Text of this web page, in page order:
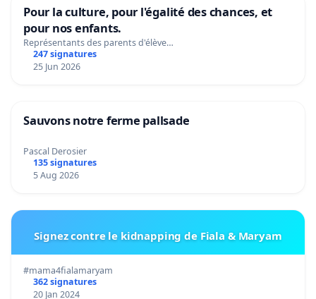
Pour la culture, pour l'égalité des chances, et
pour nos enfants.
Représentants des parents d'élève…
247 signatures
25 Jun 2026
Sauvons notre ferme pallsade
Pascal Derosier
135 signatures
5 Aug 2026
Signez contre le kidnapping de Fiala & Maryam
#mama4fialamaryam
362 signatures
20 Jan 2024